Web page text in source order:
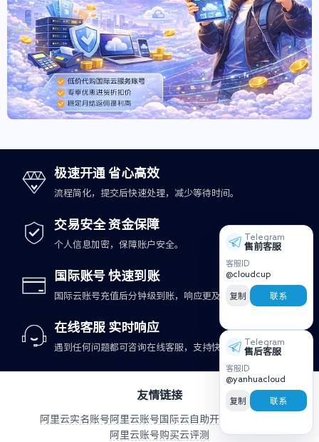
极速开通 省心高效
流程简化，提交后快速处理，减少等待时间。
交易安全 资金保障
个人信息加密，保障账户安全。
国际账号 快速到账
国际云账号充值后分钟级到账，响应更及时。
在线客服 实时响应
遇到任何问题都可咨询在线客服，支持快速处理。
友情链接
阿里云实名账号 阿里云账号 国际云自助开户与充值平台
阿里云账号购买云评测
Telegram
售前客服
客服ID
@cloudcup
复制 联系
Telegram
售后客服
客服ID
@yanhuacloud
复制 联系